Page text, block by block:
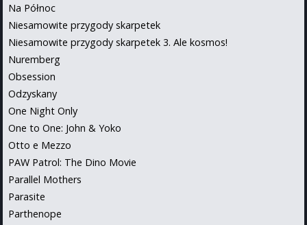
Na Północ
Niesamowite przygody skarpetek
Niesamowite przygody skarpetek 3. Ale kosmos!
Nuremberg
Obsession
Odzyskany
One Night Only
One to One: John & Yoko
Otto e Mezzo
PAW Patrol: The Dino Movie
Parallel Mothers
Parasite
Parthenope